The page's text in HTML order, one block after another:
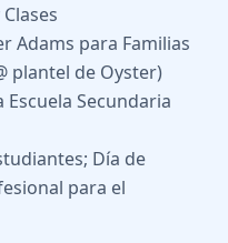
Adams para Familias
plantel de Oyster)
Secundaria
Día de
para el